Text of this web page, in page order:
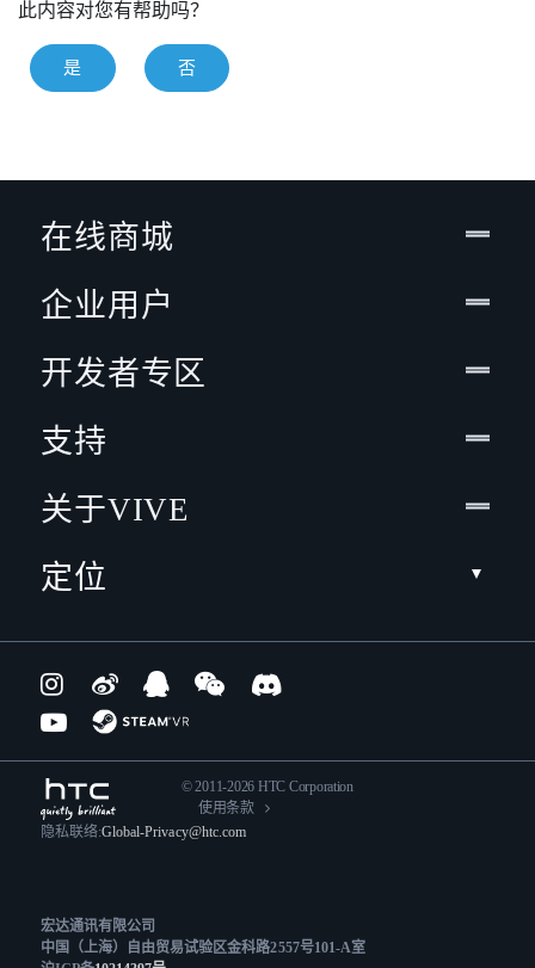
此内容对您有帮助吗？
是 否
在线商城
企业用户
开发者专区
支持
关于VIVE
定位
© 2011-2026 HTC Corporation
使用条款
隐私联络:Global-Privacy@htc.com
宏达通讯有限公司
中国（上海）自由贸易试验区金科路2557号101-A室